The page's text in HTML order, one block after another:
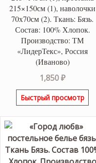
215×150см (1), наволочки
70х70см (2). Ткань: Бязь.
Состав: 100% Хлопок.
Производство: ТМ
«ЛидерТекс», Россия
(Иваново)
1,850₽
Быстрый просмотр